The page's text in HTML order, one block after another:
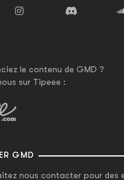
le contenu de GMD ?
sur Tipeee :
GMD
nous contacter pour des